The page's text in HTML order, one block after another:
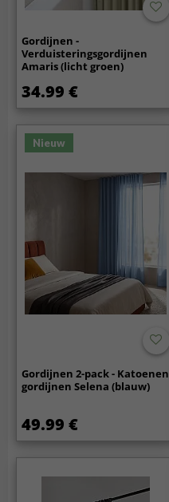
Gordijnen -
Verduisteringsgordijnen
Amaris (licht groen)
34.99 €
Nieuw
Gordijnen 2-pack - Katoenen
gordijnen Selena (blauw)
49.99 €